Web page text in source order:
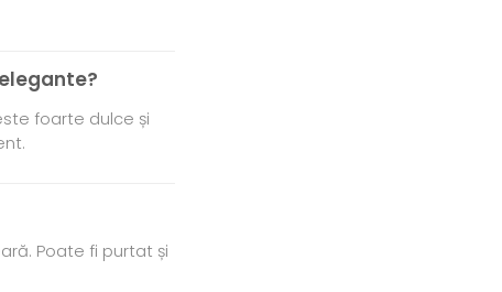
foarte dulce și
Poate fi purtat și